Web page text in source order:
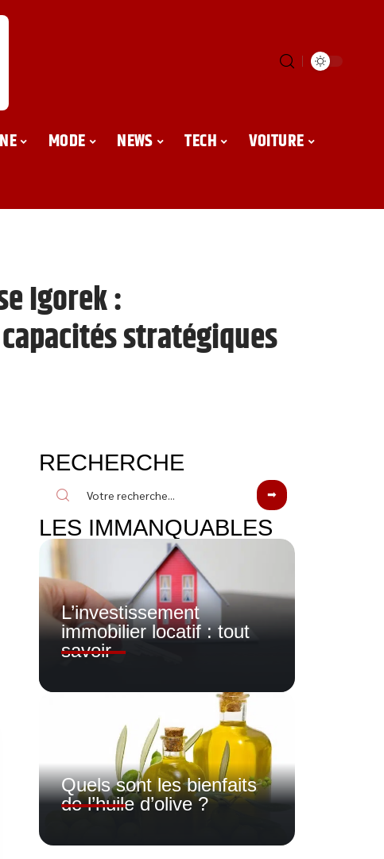
MODE NEWS TECH VOITURE
Igorek :
stratégiques
RECHERCHE
LES IMMANQUABLES
L’investissement
immobilier locatif : tout
savoir
Quels sont les bienfaits
de l’huile d’olive ?